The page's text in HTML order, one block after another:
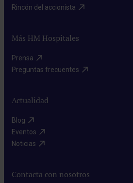
Rincón del accionista​
Más HM Hospitales
Prensa​
Preguntas frecuentes​
Actualidad
Blog​
Eventos​
Noticias​
Contacta con nosotros